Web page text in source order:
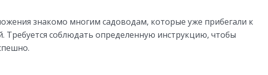
знакомо многим садоводам, которые уже прибегали к
Требуется соблюдать определенную инструкцию, чтобы